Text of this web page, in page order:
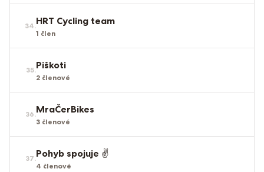
34.HRT Cycling team
1 člen
35.Piškoti
2 členové
36.MraČerBikes
3 členové
37.Pohyb spojuje ✌️
4 členové